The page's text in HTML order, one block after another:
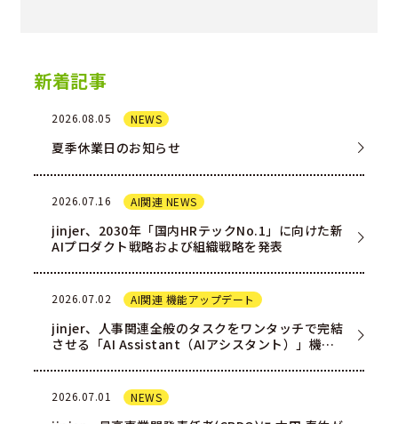
新着記事
2026.08.05 NEWS
夏季休業日のお知らせ
2026.07.16 AI関連 NEWS
jinjer、2030年「国内HRテックNo.1」に向けた新
AIプロダクト戦略および組織戦略を発表
2026.07.02 AI関連 機能アップデート
jinjer、人事関連全般のタスクをワンタッチで完結
させる「AI Assistant（AIアシスタント）」機能
2026.07.01 NEWS